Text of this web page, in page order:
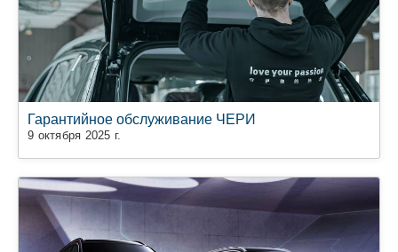
Гарантийное обслуживание ЧЕРИ
9 октября 2025 г.